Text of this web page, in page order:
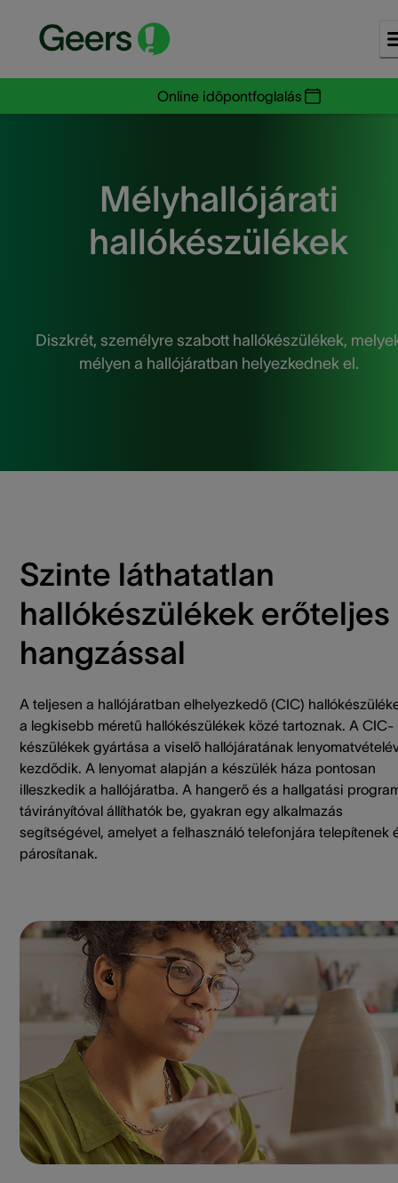
Online időpontfoglalás
Mélyhallójárati
hallókészülékek
Diszkrét, személyre szabott hallókészülékek,
mélyen a hallójáratban helyezkednek el.
Szinte láthatatlan
hallókészülékek erőteljes
hangzással
A teljesen a hallójáratban elhelyezkedő (CIC)
a legkisebb méretű hallókészülékek közé tartoznak. A CIC-
készülékek gyártása a viselő hallójáratának
kezdődik. A lenyomat alapján a készülék háza pontosan
illeszkedik a hallójáratba. A hangerő és a hallgatási
távirányítóval állíthatók be, gyakran egy alkalmazás
segítségével, amelyet a felhasználó telefonjára telepítenek
párosítanak.